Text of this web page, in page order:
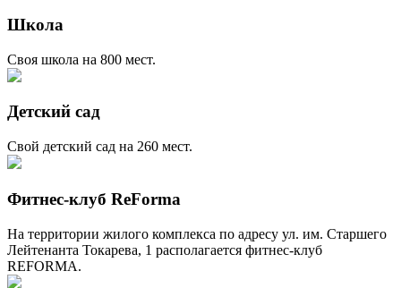
Школа
Своя школа на 800 мест.
Детский сад
Свой детский сад на 260 мест.
Фитнес-клуб ReForma
На территории жилого комплекса по адресу ул. им. Старшего
Лейтенанта Токарева, 1 располагается фитнес-клуб
REFORMA.